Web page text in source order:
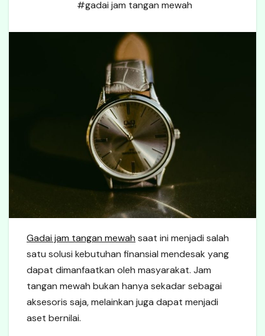
#gadai jam tangan mewah
Gadai jam tangan mewah saat ini menjadi salah
satu solusi kebutuhan finansial mendesak yang
dapat dimanfaatkan oleh masyarakat. Jam
tangan mewah bukan hanya sekadar sebagai
aksesoris saja, melainkan juga dapat menjadi
aset bernilai.